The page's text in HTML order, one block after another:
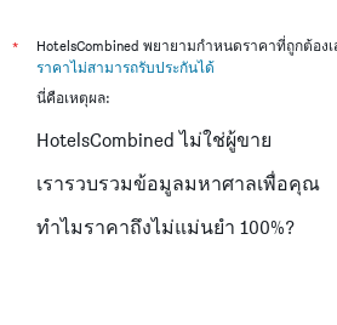
*
HotelsCombined พยายามกำหนดราคาที่ถูกต้อง
ราคาไม่สามารถรับประกันได้
นี่คือเหตุผล:
HotelsCombined ไม่ใช่ผู้ขาย
เรารวบรวมข้อมูลมหาศาลเพื่อคุณ
ทำไมราคาถึงไม่แม่นยำ 100%?